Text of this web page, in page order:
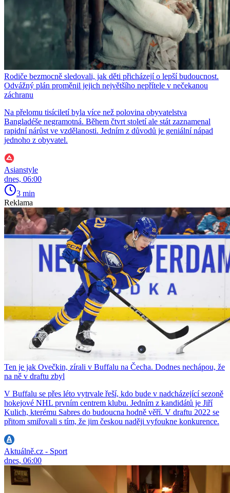
Rodiče bezmocně sledovali, jak děti přicházejí o lepší budoucnost.
Odvážný plán proměnil jejich největšího nepřítele v nečekanou
záchranu
Na přelomu tisíciletí byla více než polovina obyvatelstva
Bangladéše negramotná. Během čtvrt století ale stát zaznamenal
rapidní nárůst ve vzdělanosti. Jedním z důvodů je geniální nápad
jednoho z obyvatel.
Asianstyle
dnes, 06:00
3 min
Reklama
Ten je jak Ovečkin, zírali v Buffalu na Čecha. Dodnes nechápou, že
na ně v draftu zbyl
V Buffalu se přes léto vytrvale řeší, kdo bude v nadcházející sezoně
hokejové NHL prvním centrem klubu. Jedním z kandidátů je Jiří
Kulich, kterému Sabres do budoucna hodně věří. V draftu 2022 se
přitom smiřovali s tím, že jim českou naději vyfoukne konkurence.
Aktuálně.cz - Sport
dnes, 06:00